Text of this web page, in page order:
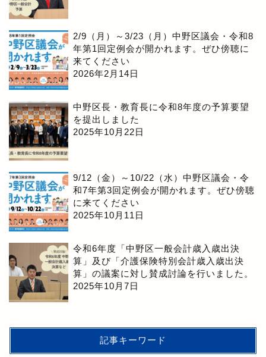
2/9（月）～3/23（月）中野区議会・令和8
年第1回定例会が開かれます。ぜひ傍聴に
来てください
2026年2月14日
中野区長・教育長に令和8年度の予算要望
を提出しました
2025年10月22日
9/12（金）～10/22（水）中野区議会・令
和7年第3回定例会が開かれます。ぜひ傍聴
に来てください
2025年10月11日
令和6年度「中野区一般会計歳入歳出決
算」及び「介護保険特別会計歳入歳出決
算」の議案に対し賛成討論を行いました。
2025年10月7日
記事キーワード